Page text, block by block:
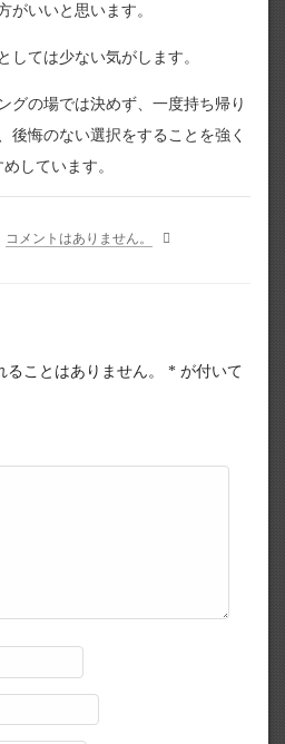
がいいと思います。
しては少ない気がします。
グの場では決めず、一度持ち帰り
後悔のない選択をすることを強く
しています。
コメントはありません。
ことはありません。 * が付いて